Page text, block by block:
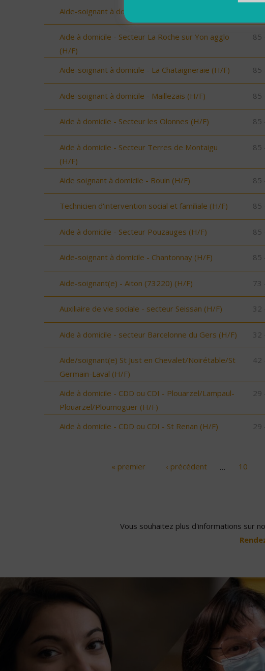
Aide-soignant à domicile - Noirmoutier (H/F)
Aide à domicile - Secteur La Roche sur Yon agglo
(H/F)
85
Aide-soignant à domicile - La Chataigneraie (H/F) 85
Aide-soignant à domicile - Maillezais (H/F) 85
Aide à domicile - Secteur les Olonnes (H/F) 85
Aide à domicile - Secteur Terres de Montaigu
(H/F)
85
Aide soignant à domicile - Bouin (H/F) 85
Technicien d'intervention social et familiale (H/F) 85
Aide à domicile - Secteur Pouzauges (H/F) 85
Aide-soignant à domicile - Chantonnay (H/F) 85
Aide-soignant(e) - Aiton (73220) (H/F) 73
Auxiliaire de vie sociale - secteur Seissan (H/F) 32
Aide à domicile - secteur Barcelonne du Gers (H/F) 32
Aide/soignant(e) St Just en Chevalet/Noirétable/St
Germain-Laval (H/F)
42
Aide à domicile - CDD ou CDI - Plouarzel/Lampaul-
Plouarzel/Ploumoguer (H/F)
29
Aide à domicile - CDD ou CDI - St Renan (H/F) 29
« premier ‹ précédent … 10
Vous souhaitez plus d'informations sur